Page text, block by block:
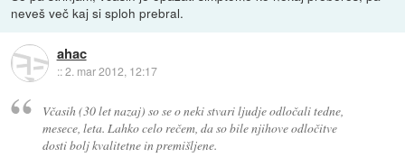
neveš več kaj si sploh prebral.
ahac
::2. mar 2012, 12:17
Včasih (30 let nazaj) so se o neki stvari ljudje odločali tedne,
mesece, leta. Lahko celo rečem, da so bile njihove odločitve
dosti bolj kvalitetne in premišljene.